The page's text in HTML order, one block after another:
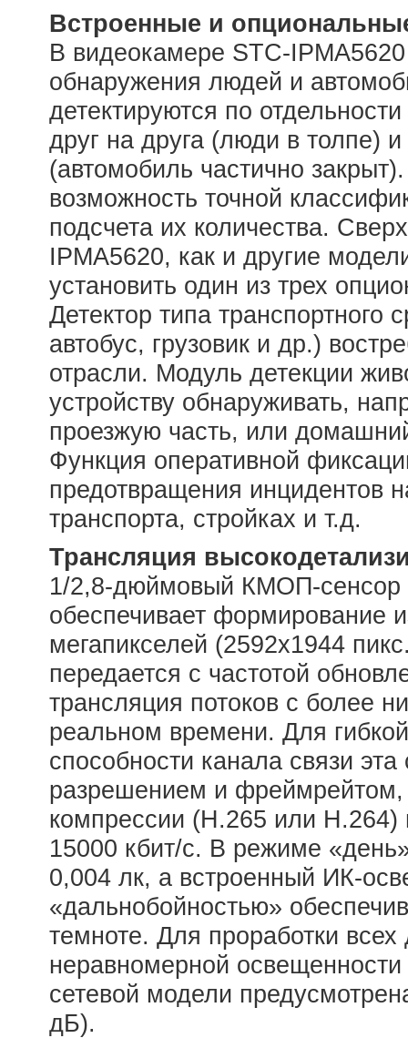
Встроенные и
В видеокамере STC-
обнаружения людей и
детектируются по
друг на друга (люди в толпе)
(автомобиль частично
возможность точной
подсчета их количества.
IPMА5620, как и другие
установить один из трех
Детектор типа транспортного
автобус, грузовик и др.)
отрасли. Модуль детекции
устройству обнаруживать,
проезжую часть, или
Функция оперативной
предотвращения инцидентов
транспорта, стройках и т.д.
Трансляция
1/2,8-дюймовый КМОП-сенсор
обеспечивает формирование
мегапикселей (2592х1944
передается с частотой
трансляция потоков с более
реальном времени. Для
способности канала связи
разрешением и фреймрейтом,
компрессии (H.265 или H.264)
15000 кбит/с. В режиме
0,004 лк, а встроенный ИК-
«дальнобойностью»
темноте. Для проработки всех
неравномерной
сетевой модели
дБ).